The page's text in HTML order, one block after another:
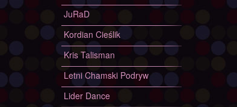
JuRaD
Kordian Cieślik
Kris Talisman
Letni Chamski Podryw
Lider Dance